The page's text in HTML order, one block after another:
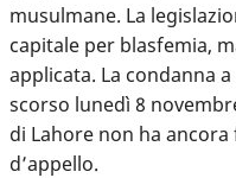
musulmane. La
capitale per blasfemia,
applicata. La condanna
scorso lunedì 8
di Lahore non ha ancora
d’appello.